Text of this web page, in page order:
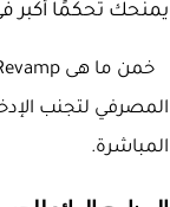
يمنحك تحكمًا أكبر
خمن ما هى Revamp إحدى هذه الأدوات. برنامج محاسبة الأعمال الصغيرة يجعل تتبع النفقات أمرًا سهلاً.
المصرفي لتجنب
المباشرة.